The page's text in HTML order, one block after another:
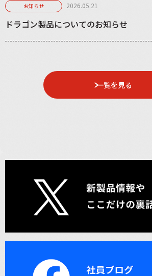
お知らせ 2026.05.21
ドラゴン製品についてのお知らせ
一覧を見る